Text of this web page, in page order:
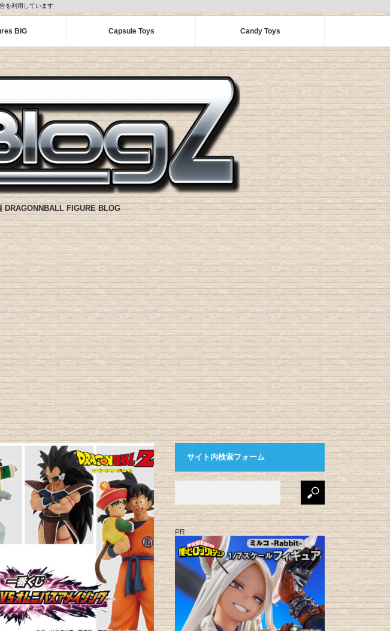
を利用しています
BIG Capsule Toys Candy Toys
DRAGONNBALL FIGURE BLOG
サイト内検索フォーム
PR